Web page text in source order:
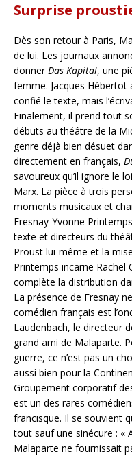
Surprise
Dès son retour à Paris,
de lui. Les journaux
donnerDas Kapital, une
femme. Jacques
confié le texte, mais
Finalement, il prend tout
débuts au théâtre de la
genre déjà bien désuet
directement en français,
savoureux qu’il ignore le
Marx. La pièce à trois
moments musicaux et
Fresnay-Yvonne
texte et directeurs du
Proust lui-même et la
Printemps incarne Rachel
complète la distribution
La présence de Fresnay
comédien français est
Laudenbach, le directeur
grand ami de Malaparte.
guerre, ce n’est pas un
aussi bien pour la
Groupement corporatif
est un des rares
francisque. Il se souvient
tout sauf une sinécure : «
Malaparte ne fournissait